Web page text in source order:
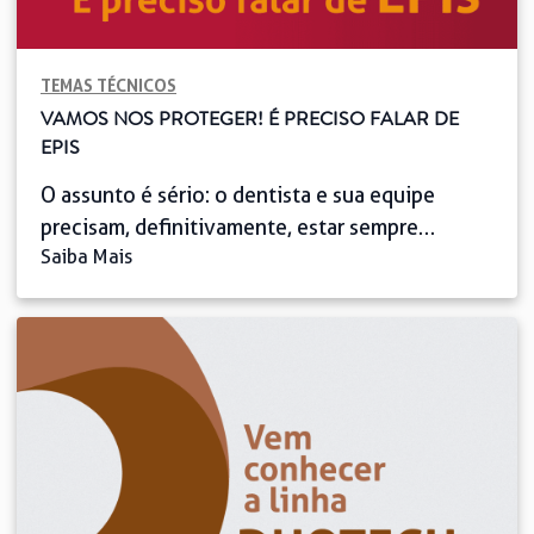
TEMAS TÉCNICOS
VAMOS NOS PROTEGER! É PRECISO FALAR DE
EPIS
O assunto é sério: o dentista e sua equipe
precisam, definitivamente, estar sempre
atentos ao uso dos Equipamentos de Proteção
segurança como a dos pacientes. Estes
equipamentos protegem contra uma série de
doenças que podem ser adquiridas pelo
possível contato com sangue e outros fluidos
ou, ainda, pela utilização […]
Saiba Mais